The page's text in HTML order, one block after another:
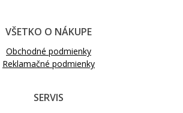
VŠETKO O NÁKUPE
Obchodné podmienky
Reklamačné podmienky
SERVIS